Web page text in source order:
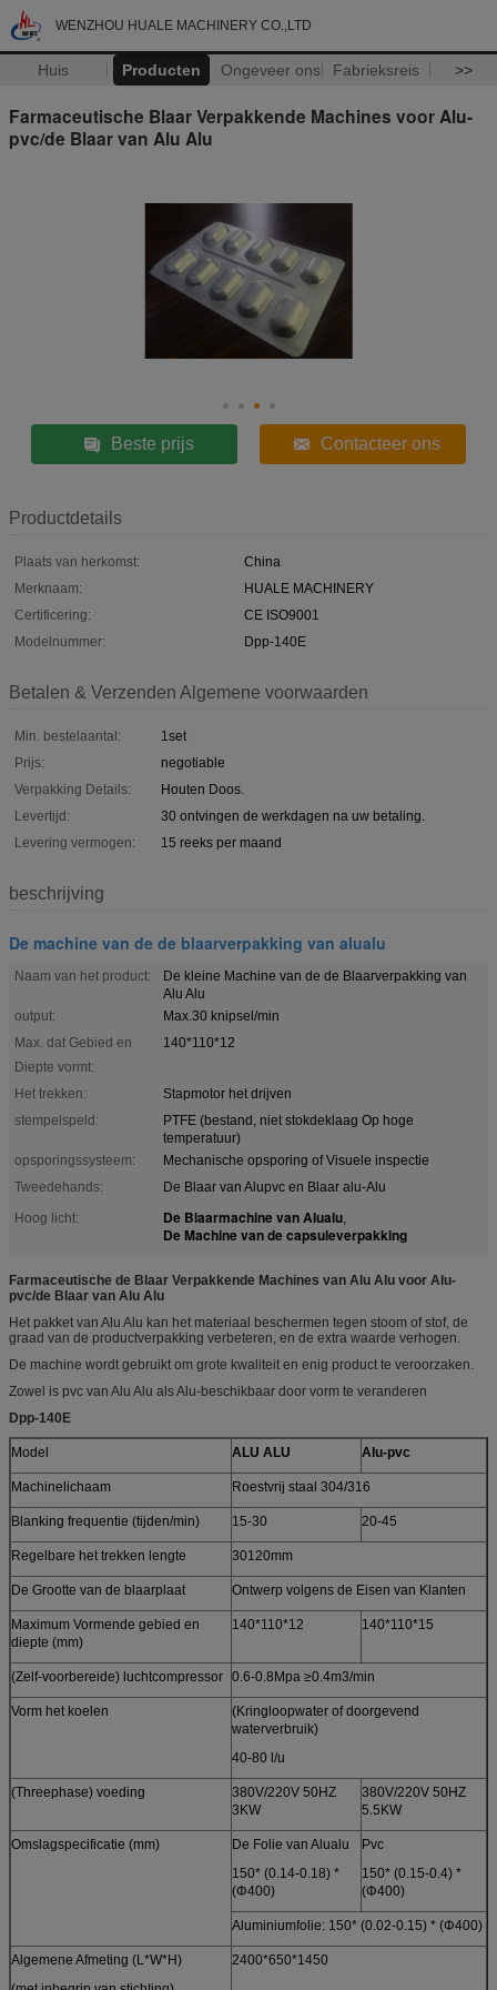
WENZHOU HUALE MACHINERY CO.,LTD
Huis Producten Ongeveer ons Fabrieksreis >>
Farmaceutische Blaar Verpakkende Machines voor Alu-
pvc/de Blaar van Alu Alu
Beste prijs Contacteer ons
Productdetails
Plaats van herkomst:
China
Merknaam:
HUALE MACHINERY
Certificering:
CE ISO9001
Modelnummer:
Dpp-140E
Betalen & Verzenden Algemene voorwaarden
Min. bestelaantal:
1set
Prijs:
negotiable
Verpakking Details:
Houten Doos.
Levertijd:
30 ontvingen de werkdagen na uw betaling.
Levering vermogen:
15 reeks per maand
beschrijving
De machine van de de blaarverpakking van alualu
Naam van het product:
De kleine Machine van de de Blaarverpakking van
Alu Alu
output:
Max.30 knipsel/min
Max. dat Gebied en
Diepte vormt:
140*110*12
Het trekken:
Stapmotor het drijven
stempelspeld:
PTFE (bestand, niet stokdeklaag Op hoge
temperatuur)
opsporingssysteem:
Mechanische opsporing of Visuele inspectie
Tweedehands:
De Blaar van Alupvc en Blaar alu-Alu
Hoog licht:
De Blaarmachine van Alualu,
De Machine van de capsuleverpakking
Farmaceutische de Blaar Verpakkende Machines van Alu Alu voor Alu-
pvc/de Blaar van Alu Alu
Het pakket van Alu Alu kan het materiaal beschermen tegen stoom of stof, de
graad van de productverpakking verbeteren, en de extra waarde verhogen.
De machine wordt gebruikt om grote kwaliteit en enig product te veroorzaken.
Zowel is pvc van Alu Alu als Alu-beschikbaar door vorm te veranderen
Dpp-140E
Model ALU ALU Alu-pvc
Machinelichaam Roestvrij staal 304/316
Blanking frequentie (tijden/min) 15-30 20-45
Regelbare het trekken lengte 30120mm
De Grootte van de blaarplaat Ontwerp volgens de Eisen van Klanten
Maximum Vormende gebied en
diepte (mm)
140*110*12 140*110*15
(Zelf-voorbereide) luchtcompressor 0.6-0.8Mpa ≥0.4m3/min
Vorm het koelen
(Kringloopwater of doorgevend
waterverbruik)
40-80 l/u
(Threephase) voeding
380V/220V 50HZ
3KW
380V/220V 50HZ
5.5KW
Omslagspecificatie (mm)
De Folie van Alualu
150* (0.14-0.18) *
(Φ400)
Pvc
150* (0.15-0.4) *
(Φ400)
Aluminiumfolie: 150* (0.02-0.15) * (Φ400)
Algemene Afmeting (L*W*H)
2400*650*1450